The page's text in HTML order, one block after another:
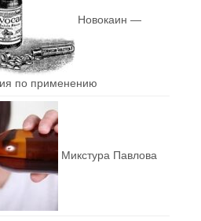
Новокаин —
по применению
Микстура Павлова